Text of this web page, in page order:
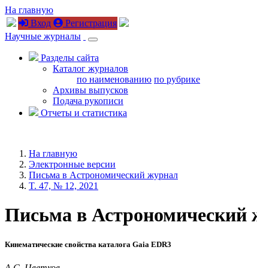
На главную
Вход
Регистрация
Научные журналы
Разделы сайта
Каталог журналов
по наименованию по рубрике
Архивы выпусков
Подача рукописи
Отчеты и статистика
На главную
Электронные версии
Письма в Астрономический журнал
T. 47, № 12, 2021
Письма в Астрономический
Кинематические свойства каталога Gaia EDR3